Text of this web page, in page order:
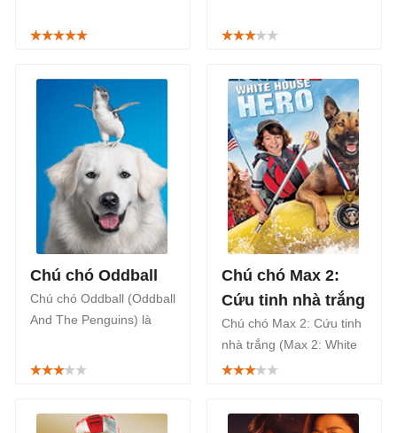
rạp từ 24/10/2025, xoay
thế lực bóng tối bí ẩn.
chuyện của anh chàng
Chú chó Oddball
Chú chó Oddball (Oddball
And The Penguins) là
phát hành năm 2015.
Chú chó Max 2:
Cứu tinh nhà trắng
Chú chó Max 2: Cứu tinh
nhà trắng (Max 2: White
House Hero) là phiêm